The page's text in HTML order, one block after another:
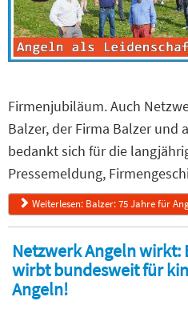
Firmenjubiläum. Auch
Balzer, der Firma Balzer und
bedankt sich für die
Pressemeldung,
Weiterlesen: Balzer: 75 Jahre für
Netzwerk Angeln wirkt:
wirbt bundesweit für
Angeln!